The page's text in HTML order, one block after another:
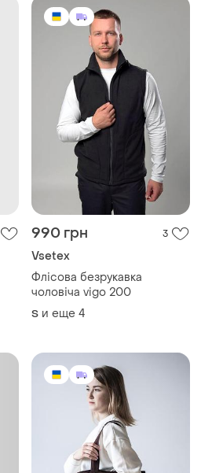
990 грн 3
Vsetex
Флісова безрукавка
чоловіча vigo 200
S и еще 4